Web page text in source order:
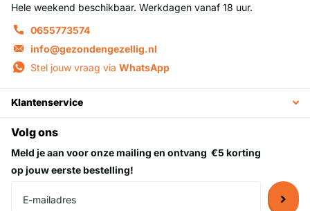
Klantenservice
Hele weekend beschikbaar. Werkdagen vanaf 18 uur.
0655773574
info@gezondengezellig.nl
Stel jouw vraag via WhatsApp
Volg ons
Meld je aan voor onze mailing en ontvang €5 korting
op jouw eerste bestelling!